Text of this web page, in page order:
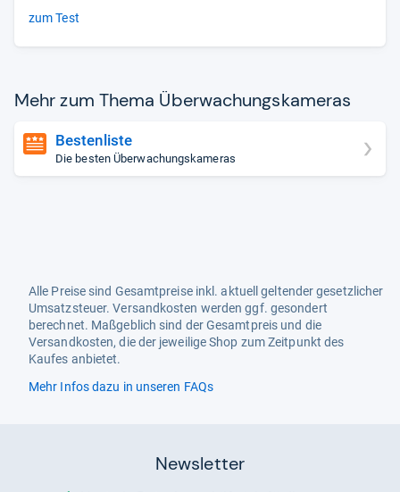
zum Test
Mehr zum Thema Über­wa­chungs­ka­me­ras
Bestenliste
Die besten Überwachungskameras
Alle Preise sind Gesamtpreise inkl. aktuell geltender gesetzlicher
Umsatzsteuer. Versandkosten werden ggf. gesondert
berechnet. Maßgeblich sind der Gesamtpreis und die
Versandkosten, die der jeweilige Shop zum Zeitpunkt des
Kaufes anbietet.
Mehr Infos dazu in unseren FAQs
Newsletter